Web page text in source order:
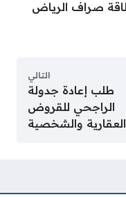
صراف الرياض
التالي
طلب إعادة جدولة
الراجحي للقروض
العقارية والشخصية